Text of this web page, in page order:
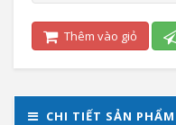
Thêm vào giỏ
CHI TIẾT SẢN PHẨM